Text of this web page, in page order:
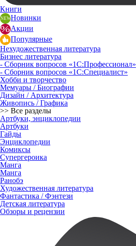
Книги
Новинки
Акции
Популярные
Нехудожественная литература
Бизнес литература
- Сборник вопросов «1С:Профессионал»
- Сборник вопросов «1С:Специалист»
Хобби и творчество
Мемуары / Биографии
Дизайн / Архитектура
Живопись / Графика
>> Все разделы
Артбуки, энциклопедии
Артбуки
Гайды
Энциклопедии
Комиксы
Супергероика
Манга
Манга
Ранобэ
Художественная литература
Фантастика / Фэнтези
Детская литература
Обзоры и рецензии